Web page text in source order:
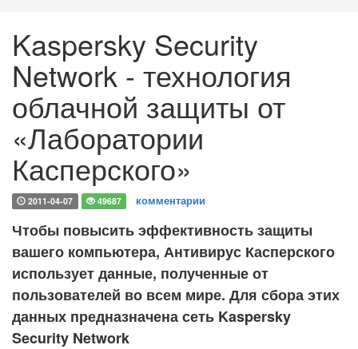
Kaspersky Security
Network - технология
облачной защиты от
«Лаборатории
Касперского»
2011-04-07 49687 комментарии
Чтобы повысить эффективность защиты
вашего компьютера, Антивирус Касперского
использует данные, полученные от
пользователей во всем мире. Для сбора этих
данных предназначена сеть Kaspersky
Security Network